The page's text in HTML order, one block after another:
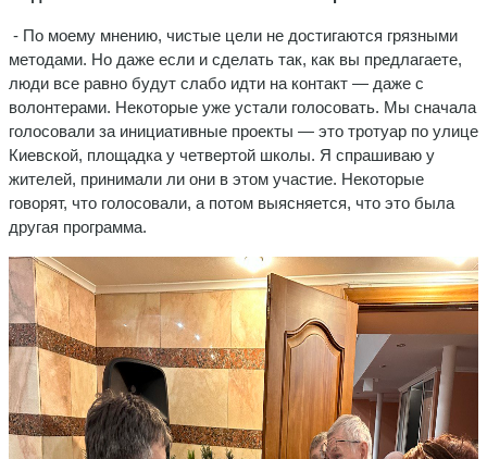
- По моему мнению, чистые цели не достигаются грязными
методами. Но даже если и сделать так, как вы предлагаете,
люди все равно будут слабо идти на контакт — даже с
волонтерами. Некоторые уже устали голосовать. Мы сначала
голосовали за инициативные проекты — это тротуар по улице
Киевской, площадка у четвертой школы. Я спрашиваю у
жителей, принимали ли они в этом участие. Некоторые
говорят, что голосовали, а потом выясняется, что это была
другая программа.